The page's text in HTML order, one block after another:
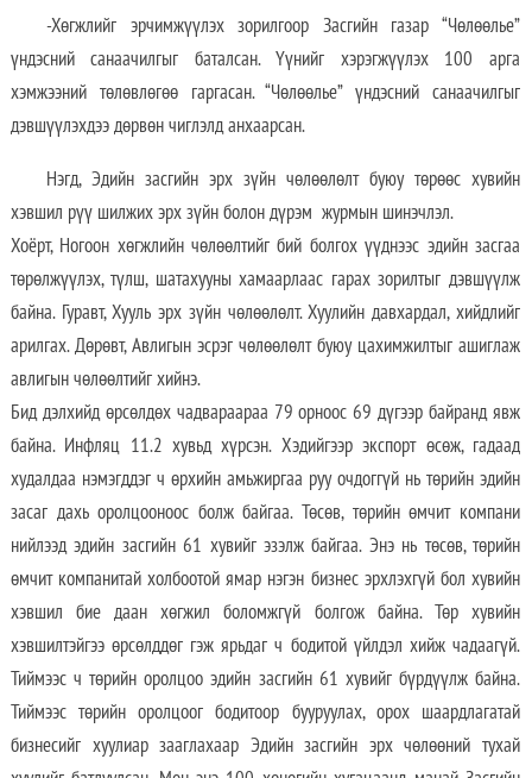
-Хөгжлийг эрчимжүүлэх зорилгоор Засгийн газар “Чөлөөлье”
үндэсний санаачилгыг баталсан. Үүнийг хэрэгжүүлэх 100 арга
хэмжээний төлөвлөгөө гаргасан. “Чөлөөлье” үндэсний санаачилгыг
дэвшүүлэхдээ дөрвөн чиглэлд анхаарсан.
Нэгд, Эдийн засгийн эрх зүйн чөлөөлөлт буюу төрөөс хувийн
хэвшил рүү шилжих эрх зүйн болон дүрэм журмын шинэчлэл.
Хоёрт, Ногоон хөгжлийн чөлөөлтийг бий болгох үүднээс эдийн засгаа
төрөлжүүлэх, түлш, шатахууны хамаарлаас гарах зорилтыг дэвшүүлж
байна. Гуравт, Хууль эрх зүйн чөлөөлөлт. Хуулийн давхардал, хийдлийг
арилгах. Дөрөвт, Авлигын эсрэг чөлөөлөлт буюу цахимжилтыг ашиглаж
авлигын чөлөөлтийг хийнэ.
Бид дэлхийд өрсөлдөх чадвараараа 79 орноос 69 дүгээр байранд явж
байна. Инфляц 11.2 хувьд хүрсэн. Хэдийгээр экспорт өсөж, гадаад
худалдаа нэмэгддэг ч өрхийн амьжиргаа руу очдоггүй нь төрийн эдийн
засаг дахь оролцооноос болж байгаа. Төсөв, төрийн өмчит компани
нийлээд эдийн засгийн 61 хувийг эзэлж байгаа. Энэ нь төсөв, төрийн
өмчит компанитай холбоотой ямар нэгэн бизнес эрхлэхгүй бол хувийн
хэвшил бие даан хөгжил боломжгүй болгож байна. Төр хувийн
хэвшилтэйгээ өрсөлддөг гэж ярьдаг ч бодитой үйлдэл хийж чадаагүй.
Тиймээс ч төрийн оролцоо эдийн засгийн 61 хувийг бүрдүүлж байна.
Тиймээс төрийн оролцоог бодитоор бууруулах, орох шаардлагатай
бизнесийг хуулиар зааглахаар Эдийн засгийн эрх чөлөөний тухай